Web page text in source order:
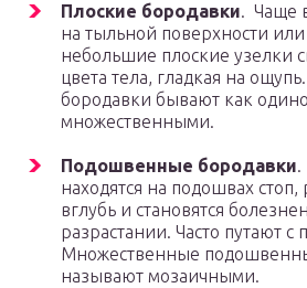
Плоские бородавки. Чаще
на тыльной поверхности
небольшие плоские узелки
цвета тела, гладкая на
бородавки бывают как
множественными.
Подошвенные бородавки.
находятся на подошвах стоп,
вглубь и становятся
разрастании. Часто путают с
Множественные
называют мозаичными.